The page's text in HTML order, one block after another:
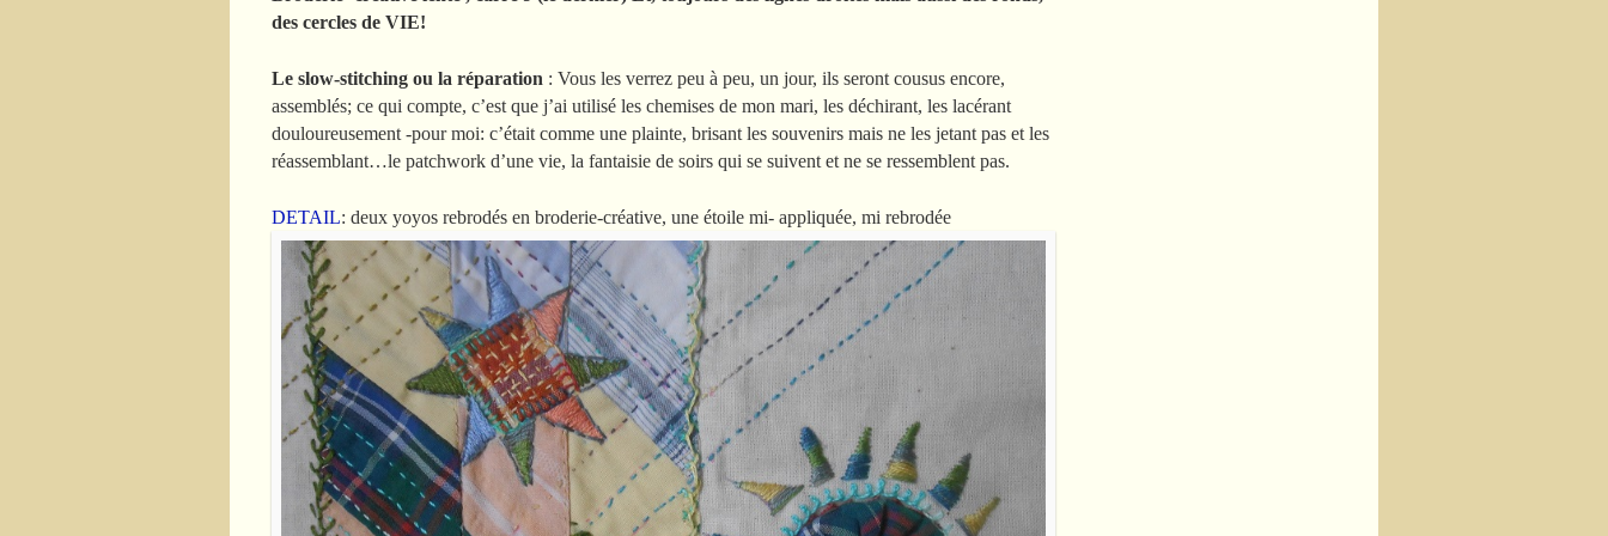
des cercles de VIE!
Le slow-stitching ou la réparation : Vous les verrez peu à peu, un jour, ils seront cousus encore,
assemblés; ce qui compte, c’est que j’ai utilisé les chemises de mon mari, les déchirant, les lacérant
douloureusement -pour moi: c’était comme une plainte, brisant les souvenirs mais ne les jetant pas et les
réassemblant…le patchwork d’une vie, la fantaisie de soirs qui se suivent et ne se ressemblent pas.
DETAIL: deux yoyos rebrodés en broderie-créative, une étoile mi- appliquée, mi rebrodée